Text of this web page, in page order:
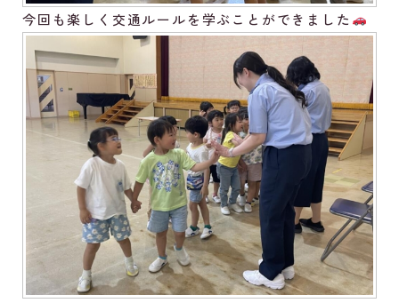
今回も楽しく交通ルールを学ぶことができました